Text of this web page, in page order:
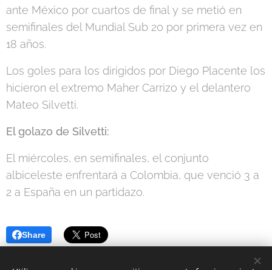
ante México por cuartos de final y se metió en
semifinales del Mundial Sub 20 por primera vez en
18 años.
Los goles para los dirigidos por Diego Placente los
hicieron el extremo Maher Carrizo y el delantero
Mateo Silvetti.
El golazo de Silvetti:
El miércoles, en semifinales, el conjunto
albiceleste enfrentará a Colombia, que venció 3 a
2 a España en un partidazo.
Share